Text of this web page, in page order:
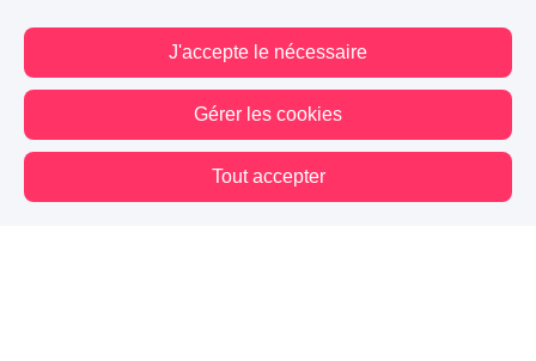
J'accepte le nécessaire
Gérer les cookies
Tout accepter